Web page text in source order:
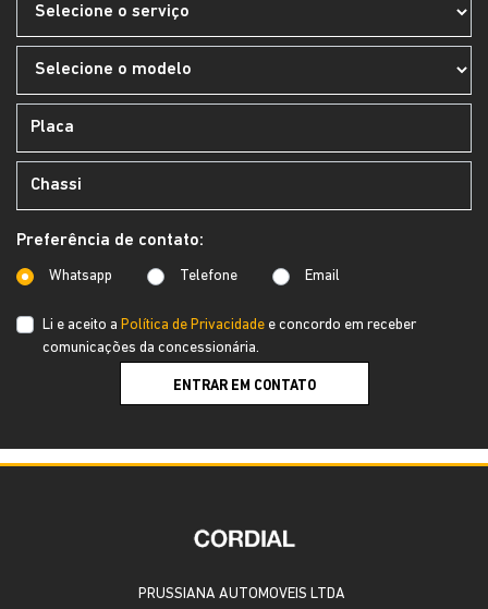
Preferência de contato:
Whatsapp Telefone Email
Li e aceito a Política de Privacidade e concordo em receber
comunicações da concessionária.
ENTRAR EM CONTATO
PRUSSIANA AUTOMOVEIS LTDA